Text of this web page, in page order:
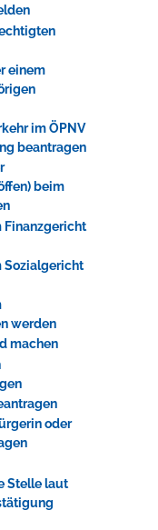
einem
im ÖPNV
beantragen
beim
Finanzgericht
Sozialgericht
werden
machen
oder
Stelle laut